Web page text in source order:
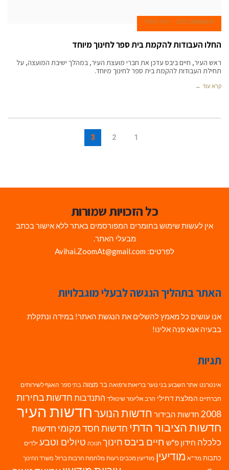
8 באוגוסט 2015 עידן הראל
החלו העבודות להקמת בית ספר לחינוך מיוחד
ראש העיר, חיים ביבס עדכן את חברי מועצת העיר, במהלך ישיבת המועצה, על
תחילת העבודות להקמת בית ספר לחינוך מיוחד.
קרא עוד ←
1
2
3
כל הזכויות שמורות
אין לעשות שימוש בחומרים המפורסמים באתר ללא אישור בכתב
מבעלי האתר.
לפרטים: Avihai.ZoomAt@gmail.com
האתר בתהליך הנגשה לבעלי מוגבלויות
אנו עושים כל מאמץ להשלים את הנגשת האתר! במידה ונתקלת
בבעיה אנא פנה אלינו!
תגיות
אינטרנט אתר השבוע בני נוער בריאות ורפואה בר מצווה בתי ספר האגף לשירותים
חברתיים המלצת דתילי הרב אליעזר שינוולד התנדבות חדשות בחירות
2008 חדשות הבידור חדשות הנוערחדשות העיר
חדשות הציבור הדתי חדשות חסד מקומי חדשות
כלכלה חידון פ"ש חיים ביבסחינוך חנוכה טיולים וטבע ילדים
כתבות מד"א מודיעין מודיעין מכבים רעות מלחמת חרבות ברזל משרד החינוך